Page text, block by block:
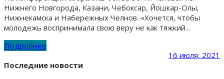
Нижнего Новгорода, Казани, Чебоксар, Йошкар-Олы,
Нижнекамска и Набережных Челнов. «Хочется, чтобы
молодежь воспринимала свою веру не как тяжкий...
Подробнее
16 июля, 2021
Последние новости